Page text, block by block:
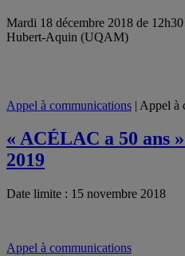
Mardi 18 décembre 2018 de
Hubert-Aquin (UQAM)
Appel à communications | Appel à
« ACÉLAC a 50 ans
2019
Date limite : 15 novembre 2018
Appel à communications